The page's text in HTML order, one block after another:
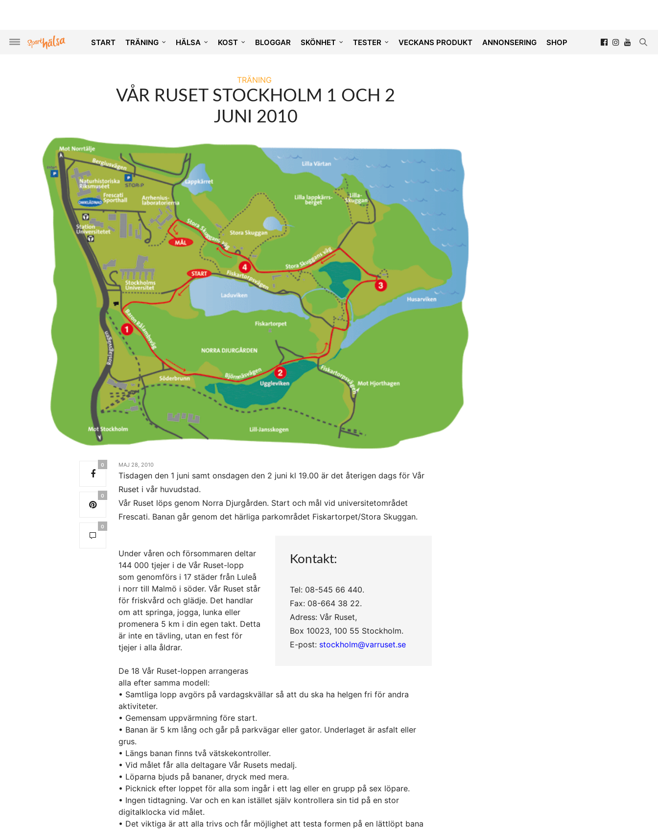
START TRÄNING HÄLSA KOST BLOGGAR SKÖNHET TESTER VECKANS PRODUKT ANNONSERING SHOP
TRÄNING
VÅR RUSET STOCKHOLM 1 OCH 2
JUNI 2010
0
0
0
MAJ 28, 2010
Tisdagen den 1 juni samt onsdagen den 2 juni kl 19.00 är det återigen dags för Vår
Ruset i vår huvudstad.
Vår Ruset löps genom Norra Djurgården. Start och mål vid universitetområdet
Frescati. Banan går genom det härliga parkområdet Fiskartorpet/Stora Skuggan.
Kontakt:
Tel: 08-545 66 440.
Fax: 08-664 38 22.
Adress: Vår Ruset,
Box 10023, 100 55 Stockholm.
E-post: stockholm@varruset.se
Under våren och försommaren deltar
144 000 tjejer i de Vår Ruset-lopp
som ­genomförs i 17 städer från Luleå
i norr till Malmö i söder. Vår Ruset står
för friskvård och glädje. Det handlar
om att springa, jogga, lunka eller
promenera 5 km i din egen takt. Detta
är inte en tävling, utan en fest för
tjejer i alla åldrar.
De 18 Vår Ruset-loppen arrangeras
alla efter samma modell:
• Samtliga lopp avgörs på vardagskvällar så att du ska ha helgen fri för andra
aktiviteter.
• Gemensam uppvärmning före start.
• Banan är 5 km lång och går på parkvägar eller gator. Underlaget är asfalt eller
grus.
• Längs banan finns två vätskekontroller.
• Vid målet får alla deltagare Vår Rusets medalj.
• Löparna bjuds på bananer, dryck med mera.
• Picknick efter loppet för alla som ingår i ett lag eller en grupp på sex löpare.
• Ingen tidtagning. Var och en kan istället själv kontrollera sin tid på en stor
digitalklocka vid målet.
• Det viktiga är att alla trivs och får möjlighet att testa formen på en lättlöpt bana